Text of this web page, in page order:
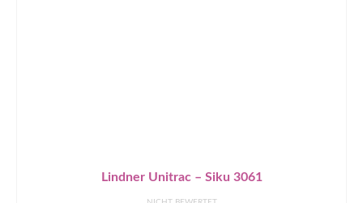
Lindner Unitrac – Siku 3061